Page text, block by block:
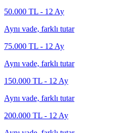
50.000 TL - 12 Ay
Aynı vade, farklı tutar
75.000 TL - 12 Ay
Aynı vade, farklı tutar
150.000 TL - 12 Ay
Aynı vade, farklı tutar
200.000 TL - 12 Ay